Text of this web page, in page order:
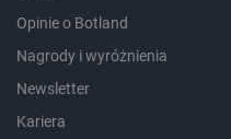
Opinie o Botland
Nagrody i wyróżnienia
Newsletter
Kariera